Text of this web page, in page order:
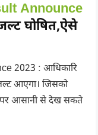
Announce
घोषित,ऐसे
2023 : आधिकारि
आएगा। जिसको
आसानी से देख सकते